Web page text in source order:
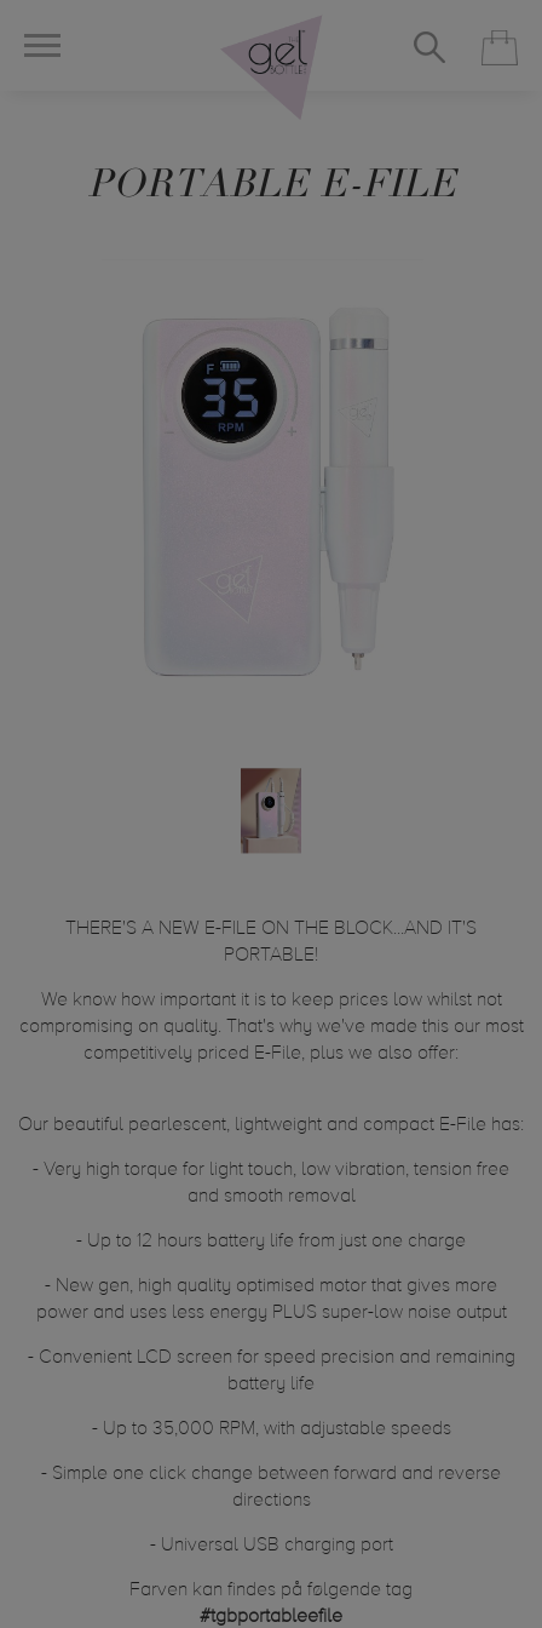
PORTABLE E-FILE
THERE'S A NEW E-FILE ON THE BLOCK...AND IT'S
PORTABLE!
We know how important it is to keep prices low whilst not
compromising on quality. That's why we've made this our most
competitively priced E-File, plus we also offer:
Our beautiful pearlescent, lightweight and compact E-File has:
- Very high torque for light touch, low vibration, tension free
and smooth removal
- Up to 12 hours battery life from just one charge
- New gen, high quality optimised motor that gives more
power and uses less energy PLUS super-low noise output
- Convenient LCD screen for speed precision and remaining
battery life
- Up to 35,000 RPM, with adjustable speeds
- Simple one click change between forward and reverse
directions
- Universal USB charging port
Farven kan findes på følgende tag
#tgbportableefile